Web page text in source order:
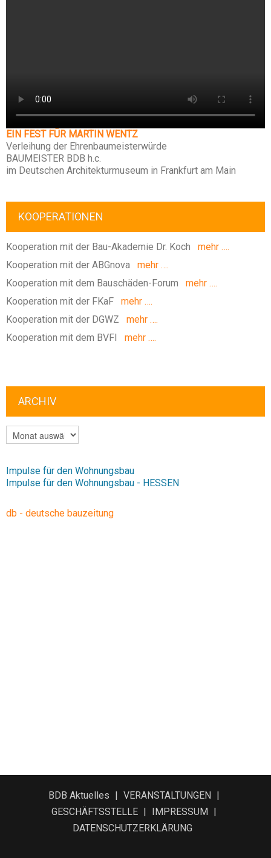
EIN FEST FÜR MARTIN WENTZ
Verleihung der Ehrenbaumeisterwürde
BAUMEISTER BDB h.c.
im Deutschen Architekturmuseum in Frankfurt am Main
KOOPERATIONEN
Kooperation mit der Bau-Akademie Dr. Koch mehr ….
Kooperation mit der ABGnova mehr ….
Kooperation mit dem Bauschäden-Forum mehr ….
Kooperation mit der FKaF mehr ….
Kooperation mit der DGWZ mehr ….
Kooperation mit dem BVFI
mehr ….
ARCHIV
ARCHIV
Impulse für den Wohnungsbau
Impulse für den Wohnungsbau - HESSEN
db - deutsche bauzeitung
BDB Aktuelles
VERANSTALTUNGEN
GESCHÄFTSSTELLE
IMPRESSUM
DATENSCHUTZERKLÄRUNG